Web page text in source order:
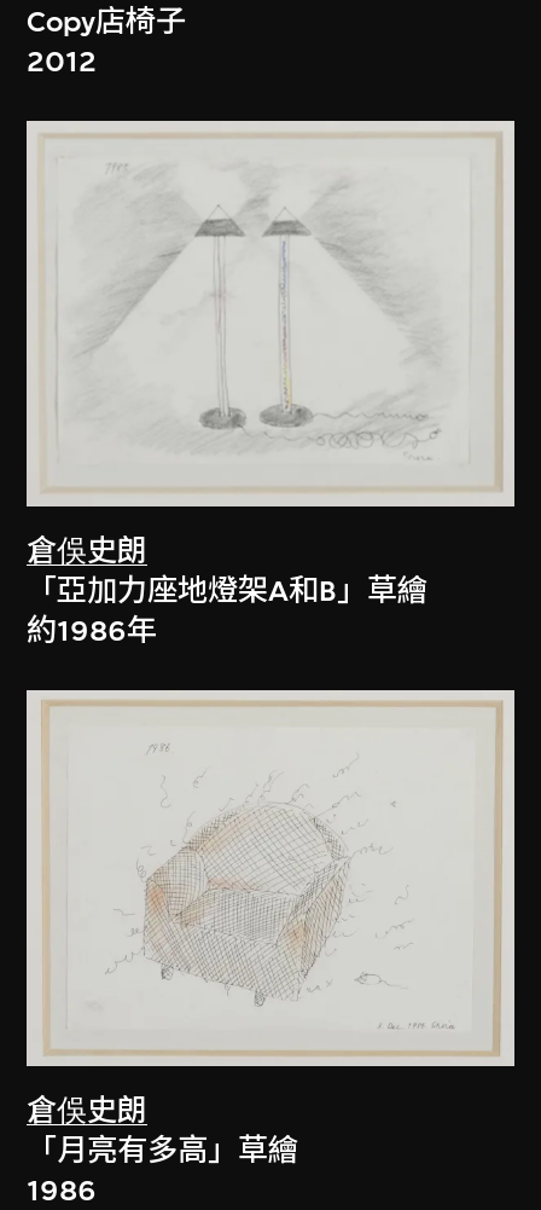
Copy店椅子
2012
倉俁史朗
「亞加力座地燈架A和B」草繪
約1986年
倉俁史朗
「月亮有多高」草繪
1986